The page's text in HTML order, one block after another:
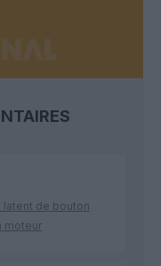
latent de bouton
moteur